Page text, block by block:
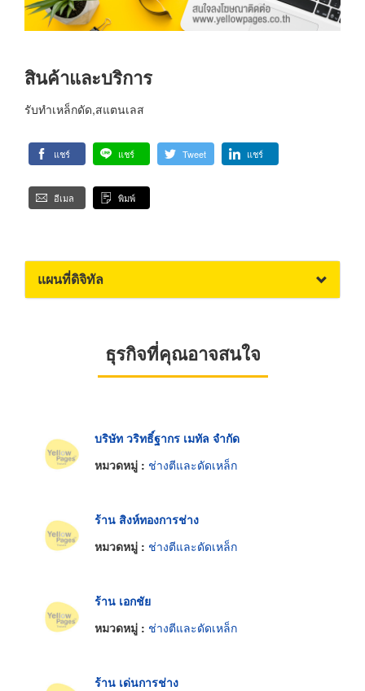
สินค้าและบริการ
รับทำเหล็กดัด,สแตนเลส
แชร์ แชร์ Tweet แชร์
อีเมล พิมพ์
แผนที่ดิจิทัล
ธุรกิจที่คุณอาจสนใจ
บริษัท วริทธิ์ฐากร เมทัล จำกัด
หมวดหมู่ : ช่างตีและดัดเหล็ก
ร้าน สิงห์ทองการช่าง
หมวดหมู่ : ช่างตีและดัดเหล็ก
ร้าน เอกชัย
หมวดหมู่ : ช่างตีและดัดเหล็ก
ร้าน เด่นการช่าง